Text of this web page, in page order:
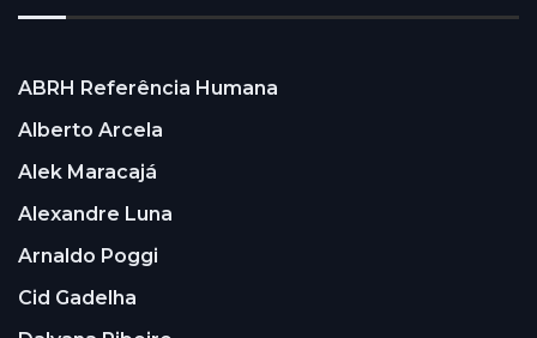
ABRH Referência Humana
Alberto Arcela
Alek Maracajá
Alexandre Luna
Arnaldo Poggi
Cid Gadelha